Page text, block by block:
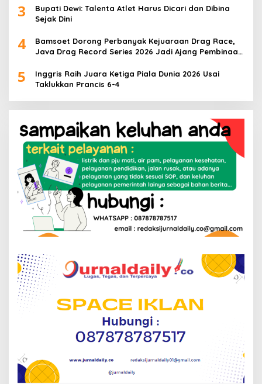
3
Bupati Dewi: Talenta Atlet Harus Dicari dan Dibina
Sejak Dini
4
Bamsoet Dorong Perbanyak Kejuaraan Drag Race,
Java Drag Record Series 2026 Jadi Ajang Pembinaan
5
Inggris Raih Juara Ketiga Piala Dunia 2026 Usai
Taklukkan Prancis 6-4